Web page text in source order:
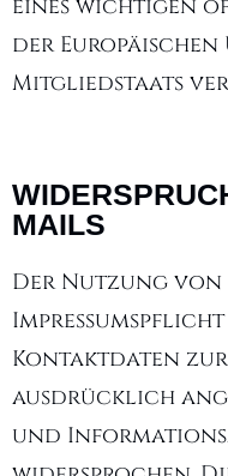
eines wichtigen
der
Mitgliedstaats
MAILS
Der Nutzung von
Kontaktdaten
ausdrücklich
und